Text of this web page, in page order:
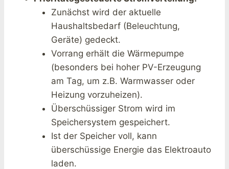
Zunächst wird der aktuelle
Haushaltsbedarf (Beleuchtung,
Geräte) gedeckt.
Vorrang erhält die Wärmepumpe
(besonders bei hoher PV-Erzeugung
am Tag, um z.B. Warmwasser oder
Heizung vorzuheizen).
Überschüssiger Strom wird im
Speichersystem gespeichert.
Ist der Speicher voll, kann
überschüssige Energie das Elektroauto
laden.